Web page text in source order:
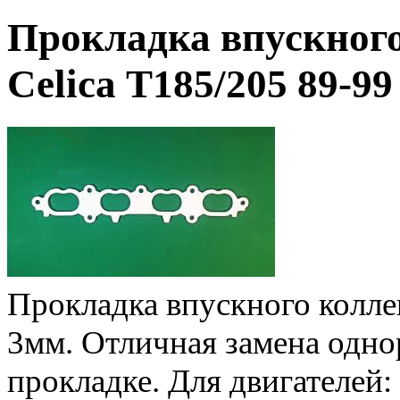
Прокладка
Celica Т185/205 89-
Прокладка впускного
3мм. Отличная замена
прокладке. Для